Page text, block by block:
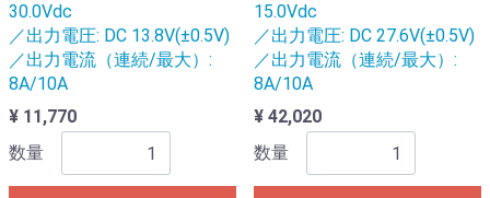
30.0Vdc
／出力電圧: DC 13.8V(±0.5V)
／出力電流（連続/最大）:
8A/10A
¥ 11,770
数量
15.0Vdc
／出力電圧: DC 27.6V(±0.5V)
／出力電流（連続/最大）:
8A/10A
¥ 42,020
数量